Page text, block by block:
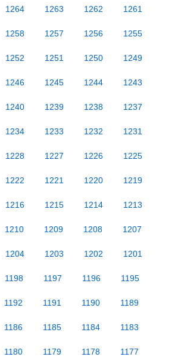
1264 1263 1262 1261
1258 1257 1256 1255
1252 1251 1250 1249
1246 1245 1244 1243
1240 1239 1238 1237
1234 1233 1232 1231
1228 1227 1226 1225
1222 1221 1220 1219
1216 1215 1214 1213
1210 1209 1208 1207
1204 1203 1202 1201
1198 1197 1196 1195
1192 1191 1190 1189
1186 1185 1184 1183
1180 1179 1178 1177